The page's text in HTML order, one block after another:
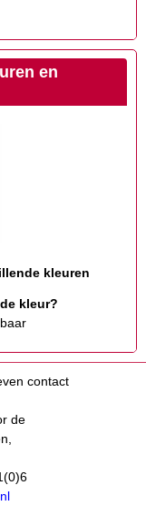
en
kleuren
kleur?
contact
de